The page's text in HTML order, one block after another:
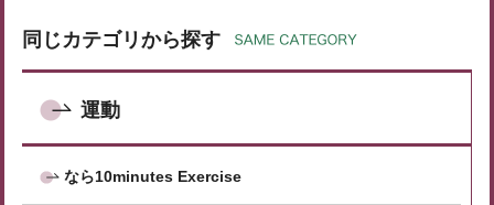
同じカテゴリから探す
運動
なら10minutes Exercise